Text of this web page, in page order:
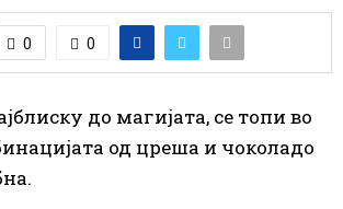
0 0
до магијата, се топи во
од цреша и чоколадо